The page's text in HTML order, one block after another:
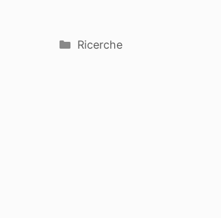
Categorie
Ricerche